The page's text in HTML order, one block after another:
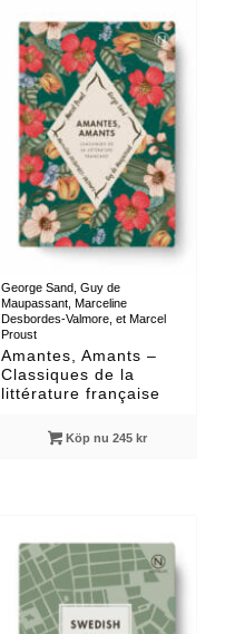
George Sand, Guy de
Maupassant, Marceline
Desbordes-Valmore, et Marcel
Proust
Amantes, Amants –
Classiques de la
littérature française
Köp nu 245 kr